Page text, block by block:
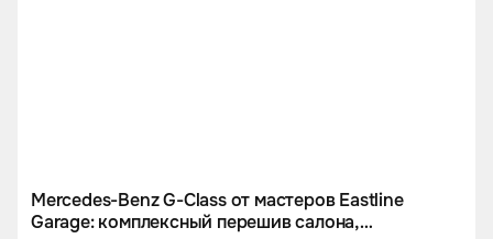
Mercedes-Benz G-Class от мастеров Eastline
Garage: комплексный перешив салона,